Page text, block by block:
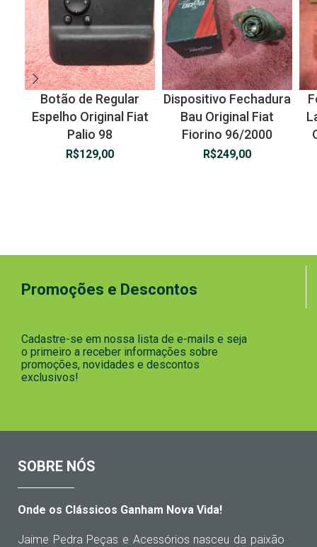
Botão de Regular
Espelho Original Fiat
Palio 98
R$129,00
Dispositivo Fechadura
Bau Original Fiat
Fiorino 96/2000
R$249,00
Promoções e Descontos
Cadastre-se em nossa lista de e-mails e seja
o primeiro a receber informações sobre
promoções, novidades e descontos
exclusivos!
SOBRE NÓS
Onde os Clássicos Ganham Nova Vida!
Jaime Pedra Peças e Acessórios nasceu da paixão